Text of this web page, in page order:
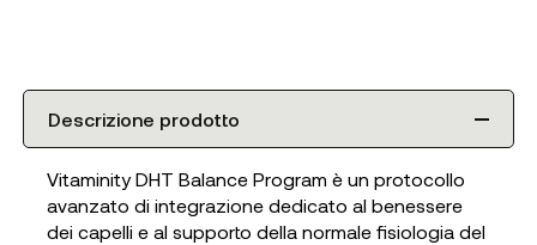
Descrizione prodotto
Vitaminity DHT Balance Program è un protocollo
avanzato di integrazione dedicato al benessere
dei capelli e al supporto della normale fisiologia del